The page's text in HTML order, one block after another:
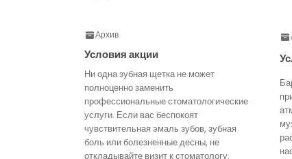
Архив
Условия акции
Ни одна зубная щетка не может
полноценно заменить
профессиональные стоматологические
услуги. Если вас беспокоят
чувствительная эмаль зубов, зубная
боль или болезненные десны, не
откладывайте визит к стоматологу.